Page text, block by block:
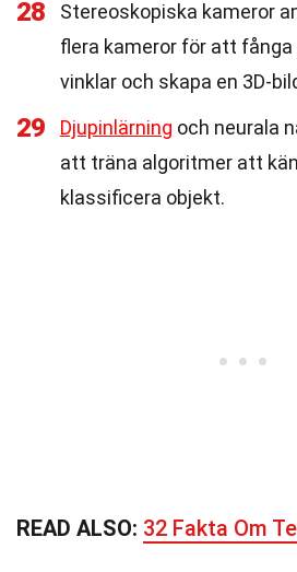
28
Stereoskopiska kameror
flera kameror för att fånga
vinklar och skapa en 3D-
29 Djupinlärning och neurala
att träna algoritmer att
klassificera objekt.
READ ALSO: 32 Fakta Om